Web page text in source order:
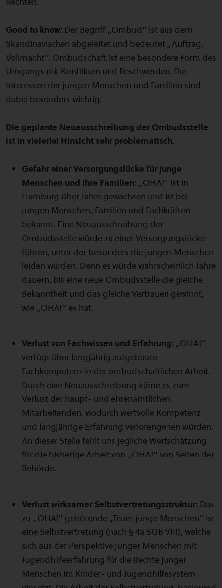
Good to know: Der Begriff „Ombud“ ist aus dem
Skandinavischen abgeleitet und bedeutet „Auftrag,
Vollmacht“. Ombudschaft ist eine besondere Form des
Umgangs mit Konflikten und Beschwerden. Die
Interessen der jungen Menschen und Familien sind
dabei besonders wichtig.
Die geplante Neuausschreibung der Ombudsstelle
ist in vielerlei Hinsicht sehr problematisch.
Gefahr einer Versorgungslücke für junge
Menschen und ihre Familien: „OHA!“ ist in
Hamburg über Jahre gewachsen und ist bei
jungen Menschen, Familien und Fachkräften
bekannt. Eine Neuausschreibung der
Ombudsstelle würde zu einer Versorgungslücke
führen, unter der besonders die jungen Menschen
leiden würden. Denn es würde wahrscheinlich Jahre
dauern, bis eine neue Ombudsstelle die gleiche
Bekanntheit und das gleiche Vertrauen gewinnt,
wie „OHA!“ es hat.
Verlust von Fachwissen und Erfahrung: „OHA!“
verfügt über langjährig aufgebaute
Fachkompetenz in der ombudschaftlichen Arbeit.
Durch eine Neuausschreibung käme es zum
Verlust der haupt- und ehrenamtlichen
Mitarbeitenden, wodurch wertvolle Kompetenz
und langjährige Erfahrung verlorengehen würden.
An dieser Stelle fehlt uns jegliche Wertschätzung
für die bisherige Arbeit von „OHA!“ von Seiten der
Behörde.
Verlust wirksamer Selbstvertretungsstruktur: Das
zu „OHA!“ gehörende „Team junge Menschen“ ist
eine Selbstvertretung (nach § 4a SGB VIII), welche
sich aus der Perspektive junger Menschen mit
Jugendhilfeerfahrung für die Rechte junger
Menschen im Kinder- und Jugendhilfesystem